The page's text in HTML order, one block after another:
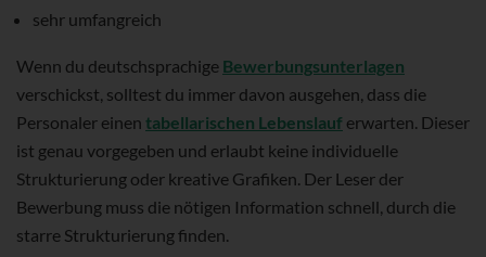
sehr umfangreich
Wenn du deutschsprachige Bewerbungsunterlagen
verschickst, solltest du immer davon ausgehen, dass die
Personaler einen tabellarischen Lebenslauf erwarten. Dieser
ist genau vorgegeben und erlaubt keine individuelle
Strukturierung oder kreative Grafiken. Der Leser der
Bewerbung muss die nötigen Information schnell, durch die
starre Strukturierung finden.